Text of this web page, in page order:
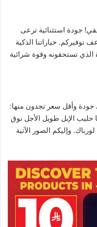
جودة استثنائية ترعى
خياراتنا الذكية
الذي تستحقونه وقوة شرائية
وأقل سعر تجدون منها:
الإبل طويل الأجل نوق
وإليكم الصور الآتية